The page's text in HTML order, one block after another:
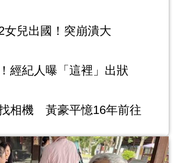
女兒出國！突崩潰大
經紀人曝「這裡」出狀
相機 黃豪平憶16年前往